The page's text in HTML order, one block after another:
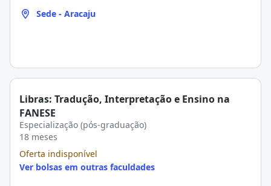
Sede - Aracaju
Libras: Tradução, Interpretação e Ensino na
FANESE
Especialização (pós-graduação)
18 meses
Oferta indisponível
Ver bolsas em outras faculdades